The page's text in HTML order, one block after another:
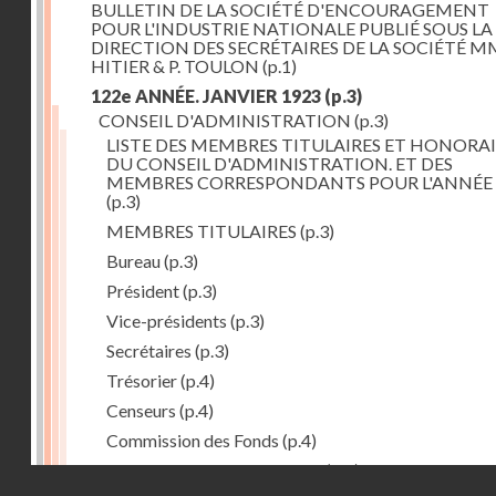
BULLETIN DE LA SOCIÉTÉ D'ENCOURAGEMENT
POUR L'INDUSTRIE NATIONALE PUBLIÉ SOUS LA
DIRECTION DES SECRÉTAIRES DE LA SOCIÉTÉ
HITIER & P. TOULON (p.1)
122e ANNÉE. JANVIER 1923 (p.3)
CONSEIL D'ADMINISTRATION (p.3)
LISTE DES MEMBRES TITULAIRES ET
DU CONSEIL D'ADMINISTRATION. ET DES
MEMBRES CORRESPONDANTS POUR
(p.3)
MEMBRES TITULAIRES (p.3)
Bureau(p.3)
Président(p.3)
Vice-présidents (p.3)
Secrétaires (p.3)
Trésorier(p.4)
Censeurs (p.4)
Commission des Fonds (p.4)
Comité des Arts mécaniques(p.4)